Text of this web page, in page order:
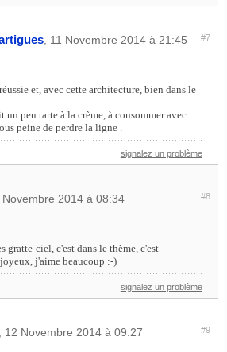
, 11 Novembre 2014 à 21:45 #7
et, avec cette architecture, bien dans le
un peu tarte à la crème, à consommer avec
peine de perdre la ligne .
signalez un problème
Novembre 2014 à 08:34 #8
gratte-ciel, c'est dans le thème, c'est
j'aime beaucoup :-)
signalez un problème
, 12 Novembre 2014 à 09:27 #9